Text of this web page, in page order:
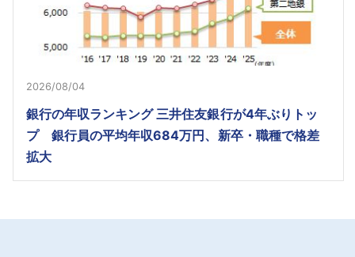
2026/08/04
銀行の年収ランキング 三井住友銀行が4年ぶりトッ
プ 銀行員の平均年収684万円、新卒・職種で格差
拡大